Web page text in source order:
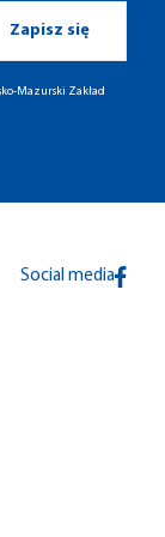
Zapisz się
Mazurski Zakład
Social media